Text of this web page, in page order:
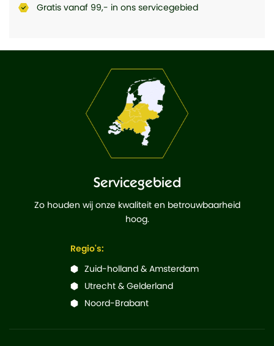
Gratis vanaf 99,- in ons servicegebied
Servicegebied
Zo houden wij onze kwaliteit en betrouwbaarheid
hoog.
Regio's:
Zuid-holland & Amsterdam
Utrecht & Gelderland
Noord-Brabant